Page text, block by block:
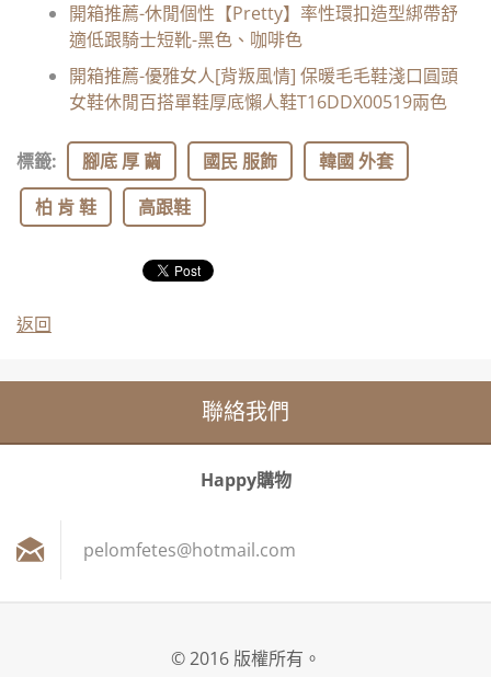
開箱推薦-休閒個性【Pretty】率性環扣造型綁帶舒
適低跟騎士短靴-黑色、咖啡色
開箱推薦-優雅女人[背叛風情] 保暖毛毛鞋淺口圓頭
女鞋休閒百搭單鞋厚底懶人鞋T16DDX00519兩色
標籤: 腳底 厚 繭 國民 服飾
韓國 外套
柏 肯 鞋
高跟鞋
返回
聯絡我們
Happy購物
pelomfetes@hotmail.com
© 2016 版權所有。